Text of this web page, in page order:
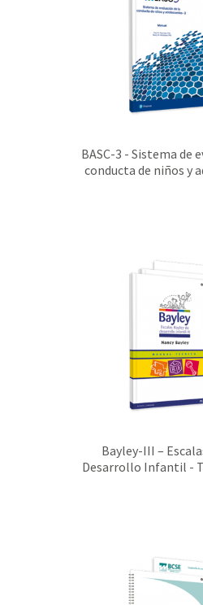
BASC-3 - Sistema de
conducta de niños y
Bayley-III –
Desarrollo Infantil -